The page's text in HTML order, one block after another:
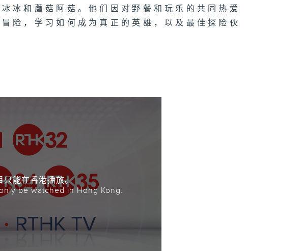
冰和蘑菇阿菇。他们因对野餐和玩乐的共同热爱
险，学习如何成为真正的英雄，以及最佳探险伙
只能在香港播放。
be watched in Hong Kong.